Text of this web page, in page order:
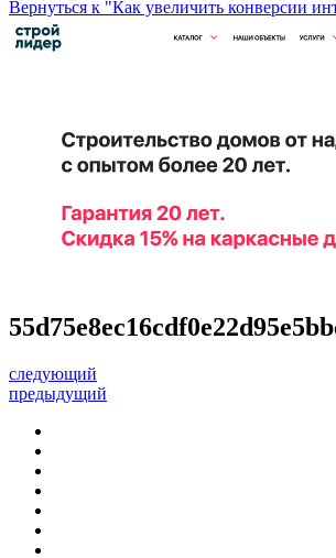
Вернуться к "Как увеличить конверсии
следующий
предыдущий